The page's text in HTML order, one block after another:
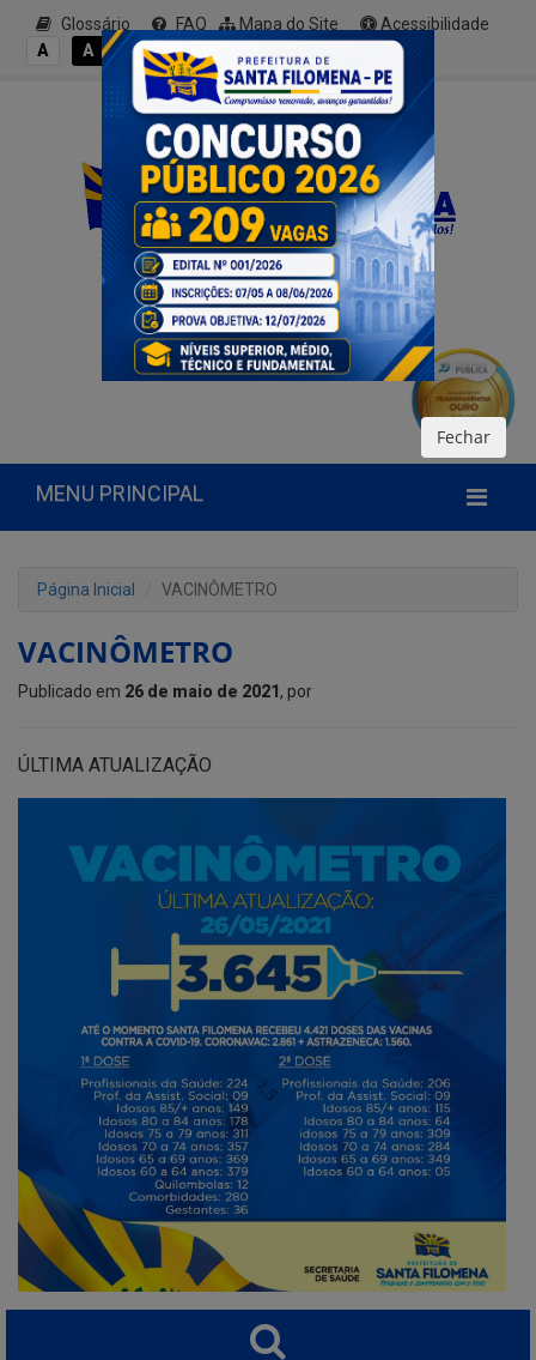
Glossário FAQ Mapa do Site
Acessibilidade
A
A A- A A+
MENU PRINCIPAL
Página Inicial VACINÔMETRO
VACINÔMETRO
Publicado em 26 de maio de 2021 , por
ÚLTIMA ATUALIZAÇÃO
Fechar